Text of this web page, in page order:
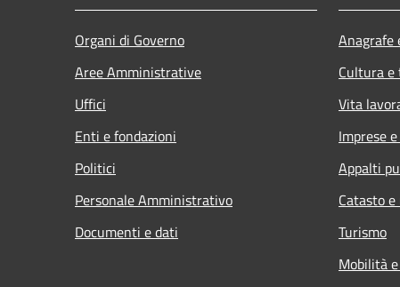
Organi di Governo
Aree Amministrative
Uffici
Enti e fondazioni
Politici
Personale Amministrativo
Documenti e dati
Anagrafe
Cultura e
Vita
Imprese
Appalti
Catasto
Turismo
Mobilità